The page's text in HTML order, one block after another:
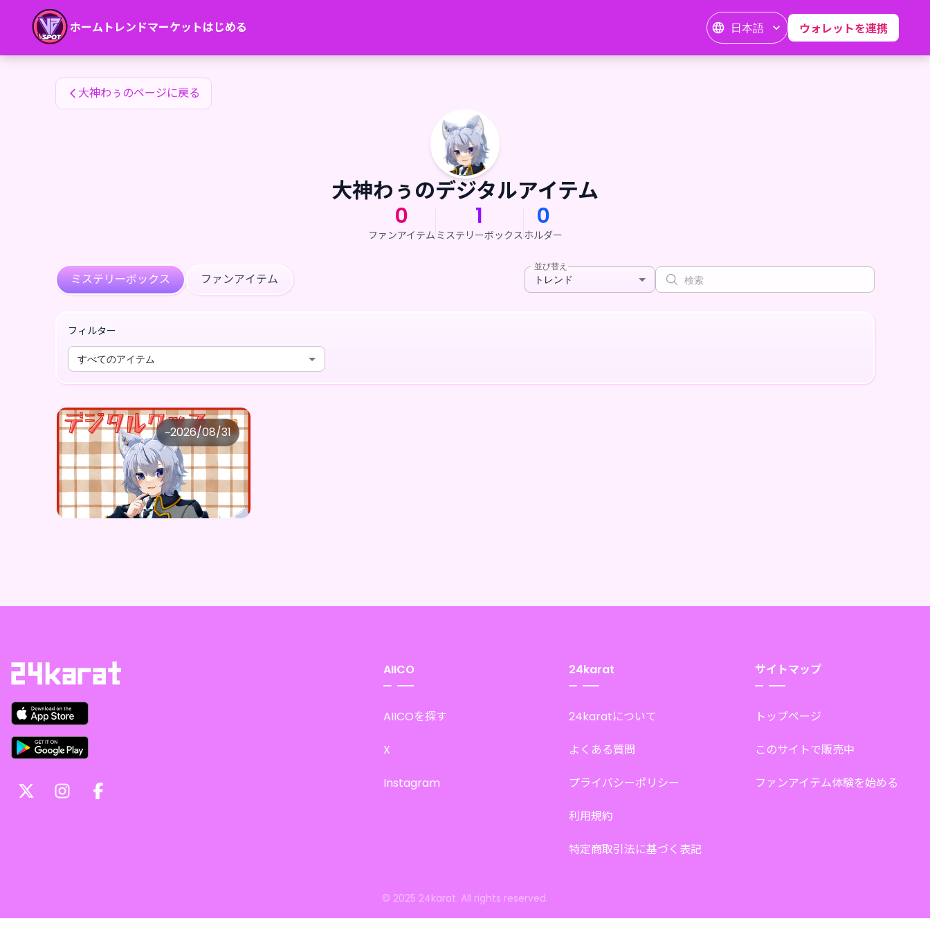
ホーム トレンドマーケットはじめる 日本語 ウォレットを連携
大神わぅのファンアイテム
大神わぅのページに戻る
大神わぅのデジタルアイテム
0
ファンアイテム
1
ミステリーボックス
0
ホルダー
ミステリーボックス ファンアイテム
並び替え
トレンド
フィルター
すべてのアイテム
~2026/08/31
大神わぅ
大神わぅ ×Vガスト開店！
価格
¥1,100 購入はこちら
AIICO
AIICOを探す
X
Instagram
24karat
24karatについて
よくある質問
プライバシーポリシー
利用規約
特定商取引法に基づく表記
サイトマップ
トップページ
このサイトで販売中
ファンアイテム体験を始める
© 2025 24karat. All rights reserved.
大神わぅのファンアイテム — 24karat